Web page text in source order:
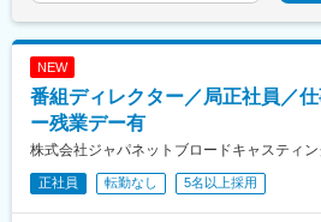
NEW
番組ディレクター／局正社員／
ー残業デー有
株式会社ジャパネットブロードキャスティン
正社員 転勤なし 5名以上採用